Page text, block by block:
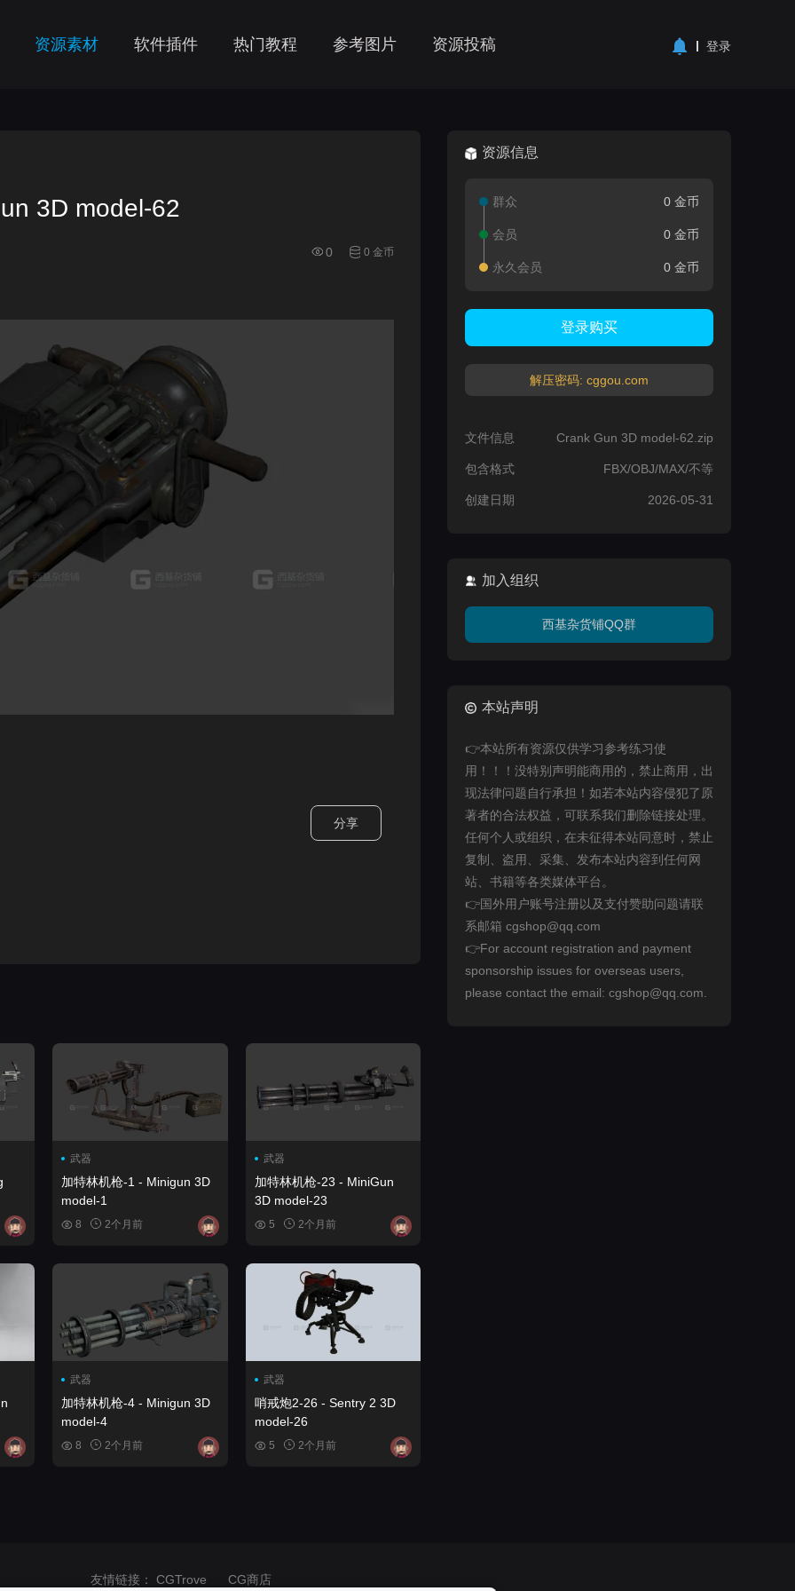
资源素材 软件插件 热门教程 参考图片 资源投稿 登录
3D model-62
0 0 金币
分享
武器
加特林机枪-1 - Minigun 3D
model-1
8 2个月前
武器
加特林机枪-23 - MiniGun
3D model-23
5 2个月前
武器
加特林机枪-4 - Minigun 3D
model-4
8 2个月前
武器
哨戒炮2-26 - Sentry 2 3D
model-26
5 2个月前
资源信息
群众 0 金币
会员 0 金币
永久会员 0 金币
登录购买
解压密码: cggou.com
文件信息 Crank Gun 3D model-62.zip
包含格式 FBX/OBJ/MAX/不等
创建日期 2026-05-31
加入组织
西基杂货铺QQ群
本站声明
👉本站所有资源仅供学习参考练习使
用！！！没特别声明能商用的，禁止商用，出
现法律问题自行承担！如若本站内容侵犯了原
著者的合法权益，可联系我们删除链接处理。
任何个人或组织，在未征得本站同意时，禁止
复制、盗用、采集、发布本站内容到任何网
站、书籍等各类媒体平台。
👉国外用户账号注册以及支付赞助问题请联
系邮箱 cgshop@qq.com
👉For account registration and payment
sponsorship issues for overseas users,
please contact the email: cgshop@qq.com.
友情链接： CGTrove CG商店